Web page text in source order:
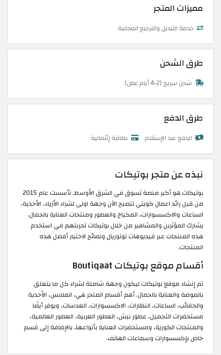
مميزات المتجر
خدمة التبديل والترجيع المجانية
طرق الشحن
شحن سريع (2-4 أيام عمل)
طرق الدفع
الدفع عند الإستلام بطاقة إئتمانية
نبذه عن متجر بوتيكات
بوتيكات هو أكبر منصة تسوق في الشرق الأوسط. تأسست عام 2015
من قبل رائد اعمال كويتي لتصبح الآن وجهة اولى لشراء الأزياء، الأحذية،
الساعات والاكسسوارات، المكياج والعطور ومنتحات العناية بالجمال.
يشارك المؤثرين والمشاهير من خلال بوتيكات تجربتهم في استخدم
هذه المنتجات عبر فيديوهات توتوريال ونصائح لاختيار أفضل هذه
المنتجات.
أقسام موقع بوتيكات Boutiqaat
تم إنشاء موقع بوتيكات ليكون وجهة شاملة لشراء كل ما يتعلق
بالموضة والعناية بالجمال. أهم أقسام المتجر هي، الملابس، الأحذية
والحقائب، الساعات، النظارات، الاكسسوارات، العدسات، ويوفر أيضًا
مستحضرات التجميل، عطور نيش، العطور العربية، العطور العالمية،
والمنتجات الكورية، ومستحضرات العناية بأنواعها، بالإضافة إلى قسم
خاص بإكسسوارات وسماعات الهاتف.